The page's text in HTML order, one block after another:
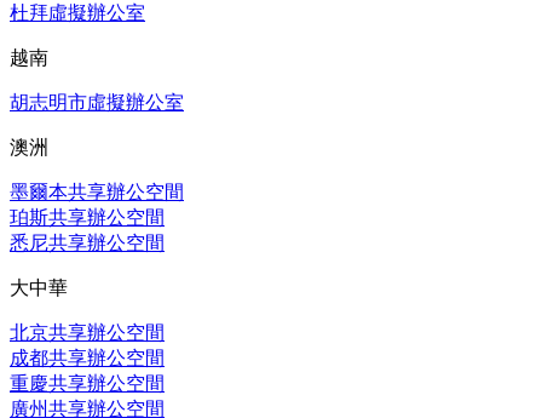
杜拜虛擬辦公室
越南
胡志明市虛擬辦公室
澳洲
墨爾本共享辦公空間
珀斯共享辦公空間
悉尼共享辦公空間
大中華
北京共享辦公空間
成都共享辦公空間
重慶共享辦公空間
廣州共享辦公空間